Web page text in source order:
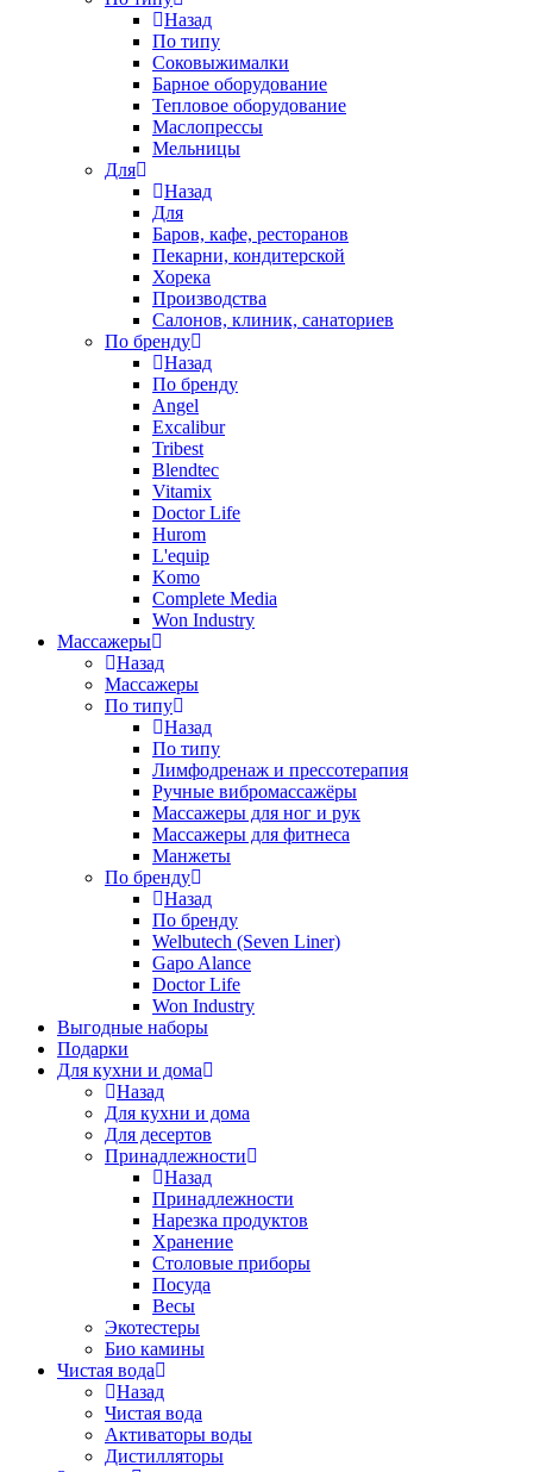
Назад
По типу
Соковыжималки
Барное оборудование
Тепловое оборудование
Маслопрессы
Мельницы
Для
Назад
Для
Баров, кафе, ресторанов
Пекарни, кондитерской
Хорека
Производства
Салонов, клиник, санаториев
По бренду
Назад
По бренду
Angel
Excalibur
Tribest
Blendtec
Vitamix
Doctor Life
Hurom
L'equip
Komo
Complete Media
Won Industry
Массажеры
Назад
Массажеры
По типу
Назад
По типу
Лимфодренаж и прессотерапия
Ручные вибромассажёры
Массажеры для ног и рук
Массажеры для фитнеса
Манжеты
По бренду
Назад
По бренду
Welbutech (Seven Liner)
Gapo Alance
Doctor Life
Won Industry
Выгодные наборы
Подарки
Для кухни и дома
Назад
Для кухни и дома
Для десертов
Принадлежности
Назад
Принадлежности
Нарезка продуктов
Хранение
Столовые приборы
Посуда
Весы
Экотестеры
Био камины
Чистая вода
Назад
Чистая вода
Активаторы воды
Дистилляторы